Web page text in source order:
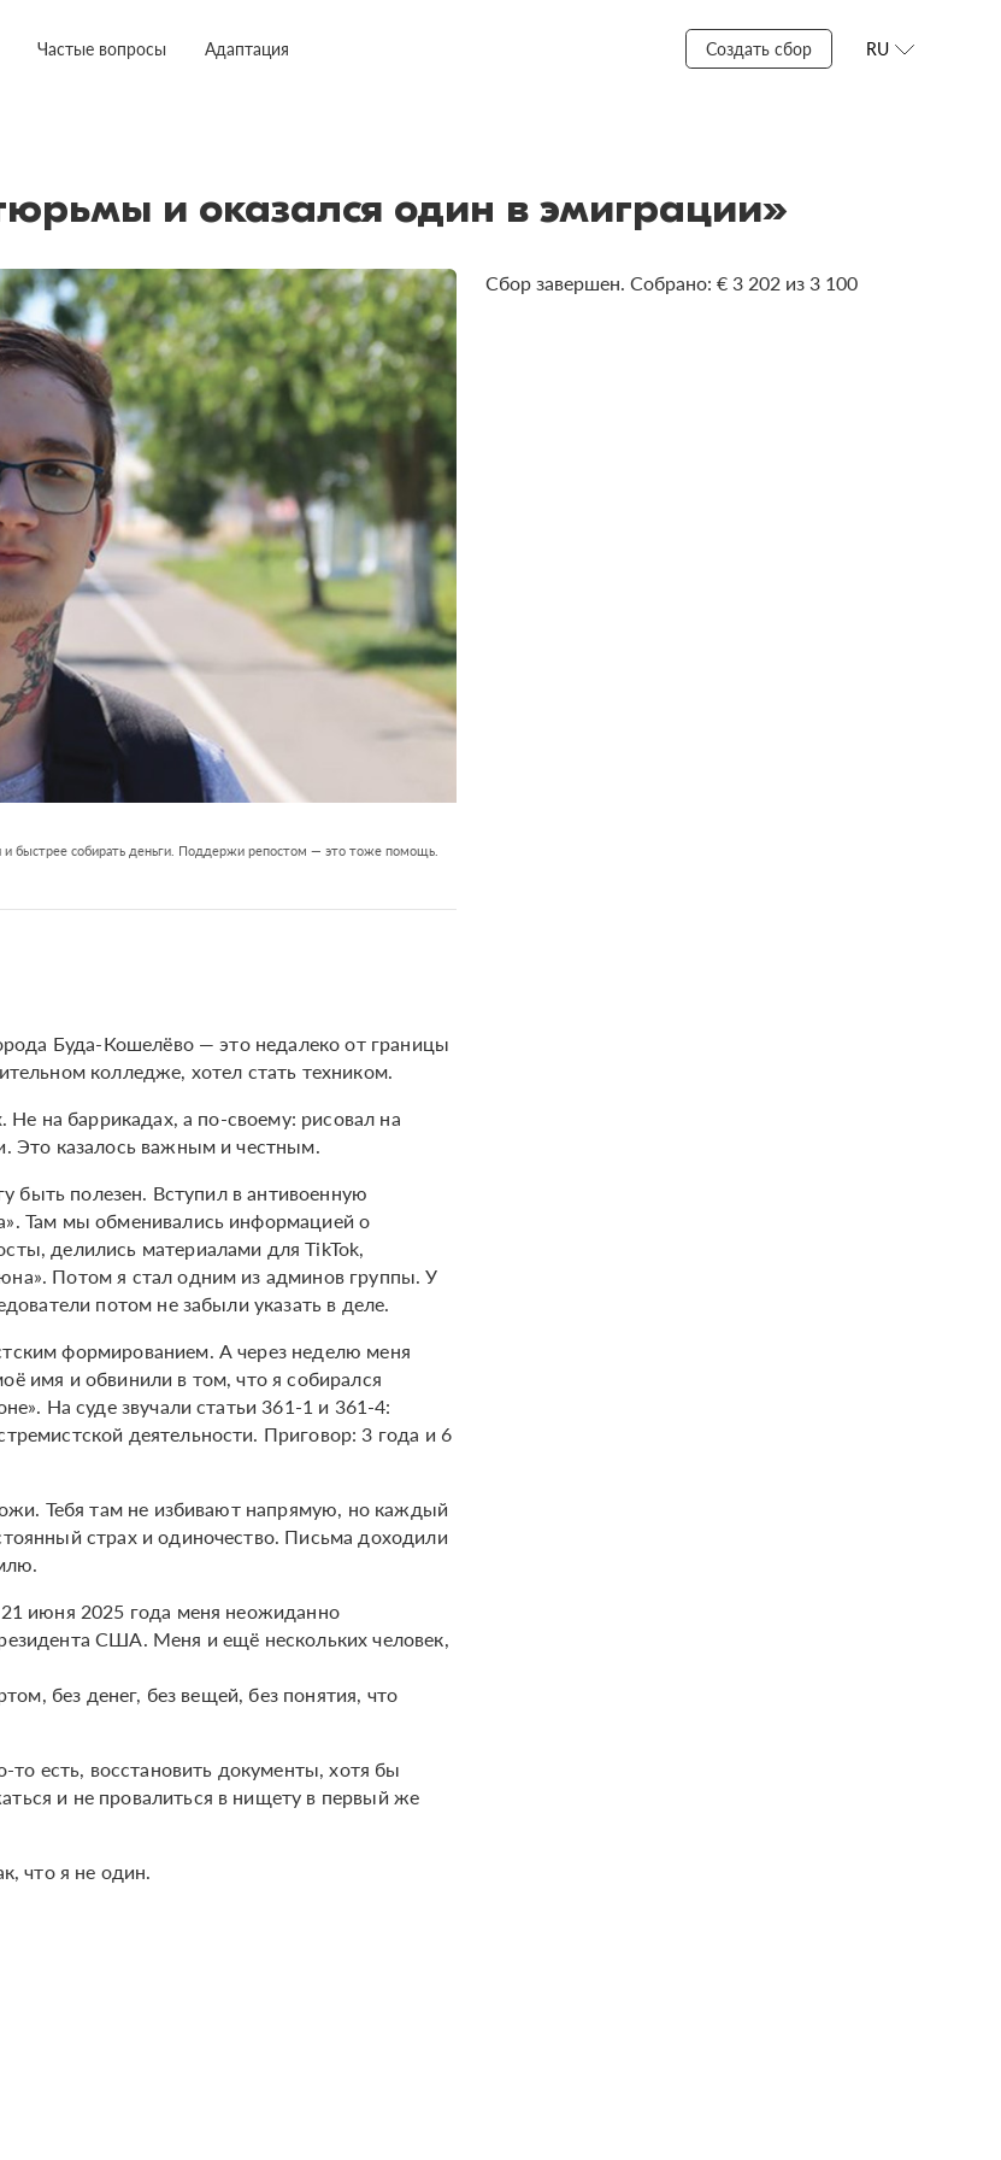
Частые вопросы Адаптация Создать сбор RU
и оказался один в эмиграции»
и быстрее собирать деньги. Поддержи репостом — это тоже помощь.
Буда-Кошелёво — это недалеко от границы
колледже, хотел стать техником.
Не на баррикадах, а по-своему: рисовал на
Это казалось важным и честным.
быть полезен. Вступил в антивоенную
Там мы обменивались информацией о
делились материалами для TikTok,
Потом я стал одним из админов группы. У
потом не забыли указать в деле.
формированием. А через неделю меня
имя и обвинили в том, что я собирался
На суде звучали статьи 361-1 и 361-4:
деятельности. Приговор: 3 года и 6
Тебя там не избивают напрямую, но каждый
страх и одиночество. Письма доходили
июня 2025 года меня неожиданно
США. Меня и ещё нескольких человек,
без денег, без вещей, без понятия, что
есть, восстановить документы, хотя бы
и не провалиться в нищету в первый же
что я не один.
Сбор завершен. Собрано: € 3 202 из 3 100